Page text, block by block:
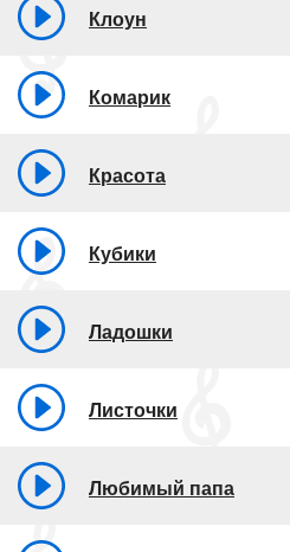
Клоун
Комарик
Красота
Кубики
Ладошки
Листочки
Любимый папа